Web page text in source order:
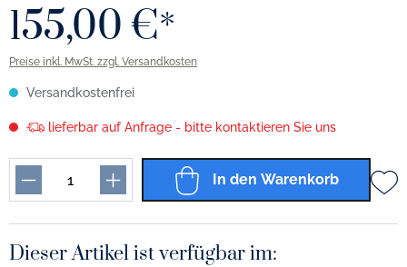
155,00 €*
Preise inkl. MwSt. zzgl. Versandkosten
Versandkostenfrei
lieferbar auf Anfrage - bitte kontaktieren Sie uns
In den Warenkorb
Dieser Artikel ist verfügbar im: